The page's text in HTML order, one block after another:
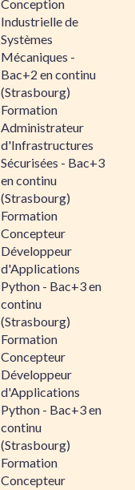
Conception
Industrielle de
Systèmes
Mécaniques -
Bac+2 en continu
(Strasbourg)
Formation
Administrateur
d'Infrastructures
Sécurisées - Bac+3
en continu
(Strasbourg)
Formation
Concepteur
Développeur
d'Applications
Python - Bac+3 en
continu
(Strasbourg)
Formation
Concepteur
Développeur
d'Applications
Python - Bac+3 en
continu
(Strasbourg)
Formation
Concepteur